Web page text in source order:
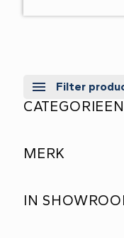
Filter
CATEGORIEEN
MERK
IN